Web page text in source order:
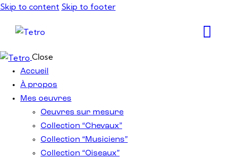
Skip to content Skip to footer
Close
Accueil
À propos
Mes oeuvres
Oeuvres sur mesure
Collection “Chevaux”
Collection “Musiciens”
Collection “Oiseaux”